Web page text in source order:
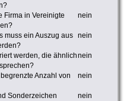
Firma in Vereinigte
nein
muss ein Auszug aus nein
werden, die ähnlichnein
Anzahl von
nein
Sonderzeichen
nein